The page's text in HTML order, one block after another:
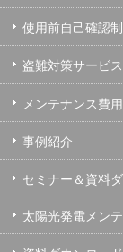
使用前自己確認
盗難対策サービ
メンテナンス費用
事例紹介
セミナー＆資料
太陽光発電メン